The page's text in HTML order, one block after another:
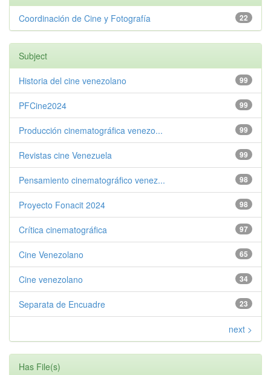
22
Coordinación de Cine y Fotografía
Subject
99
Historia del cine venezolano
99
PFCine2024
99
Producción cinematográfica venezo...
99
Revistas cine Venezuela
98
Pensamiento cinematográfico venez...
98
Proyecto Fonacit 2024
97
Crítica cinematográfica
65
Cine Venezolano
34
Cine venezolano
23
Separata de Encuadre
next >
Has File(s)